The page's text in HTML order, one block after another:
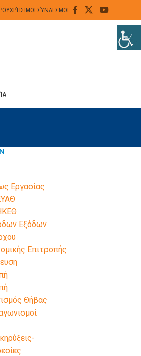
ΧΡΉΣΙΜΟΙ ΣΎΝΔΕΣΜΟΙ
Εργασίας
Εξόδων
Επιτροπής
Θήβας